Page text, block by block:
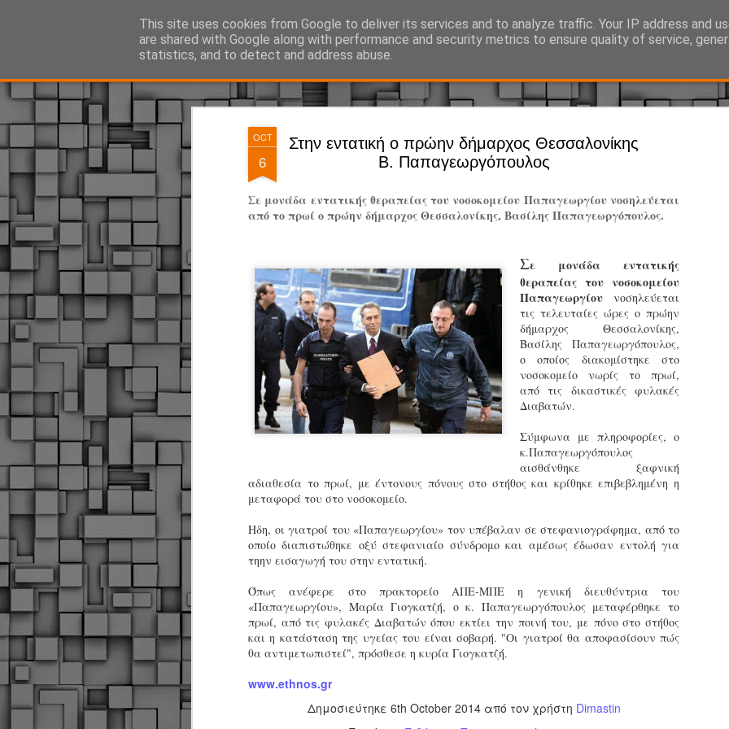
OCT
6
Στην εντατική ο πρώην δήμαρχος Θεσσαλονίκης
Β. Παπαγεωργόπουλος
Σε μονάδα εντατικής θεραπείας του νοσοκομείου Παπαγεωργίου νοσηλεύεται
από το πρωί ο πρώην δήμαρχος Θεσσαλονίκης, Βασίλης Παπαγεωργόπουλος.
Σε μονάδα εντατικής
θεραπείας του νοσοκομείου
Παπαγεωργίου νοσηλεύεται
τις τελευταίες ώρες ο πρώην
δήμαρχος Θεσσαλονίκης,
Βασίλης Παπαγεωργόπουλος,
ο οποίος διακομίστηκε στο
νοσοκομείο νωρίς το πρωί,
από τις δικαστικές φυλακές
Διαβατών.
Σύμφωνα με πληροφορίες, ο
κ.Παπαγεωργόπουλος
αισθάνθηκε ξαφνική
αδιαθεσία το πρωί, με έντονους πόνους στο στήθος και κρίθηκε επιβεβλημένη η
μεταφορά του στο νοσοκομείο.
Ηδη, οι γιατροί του «Παπαγεωργίου» τον υπέβαλαν σε στεφανιογράφημα, από το
οποίο διαπιστώθηκε οξύ στεφανιαίο σύνδρομο και αμέσως έδωσαν εντολή για
τηην εισαγωγή του στην εντατική.
Όπως ανέφερε στο πρακτορείο ΑΠΕ-ΜΠΕ η γενική διευθύντρια του
«Παπαγεωργίου», Μαρία Γιογκατζή, ο κ. Παπαγεωργόπουλος μεταφέρθηκε το
πρωί, από τις φυλακές Διαβατών όπου εκτίει την ποινή του, με πόνο στο στήθος
και η κατάσταση της υγείας του είναι σοβαρή. "Οι γιατροί θα αποφασίσουν πώς
θα αντιμετωπιστεί", πρόσθεσε η κυρία Γιογκατζή.
www.ethnos.gr
Δημοσιεύτηκε 6th October 2014από τον χρήστη Dimastin
This site uses cookies from Google to deliver its services and to analyze traffic. Your IP address and
are shared with Google along with performance and security metrics to ensure quality of service,
statistics, and to detect and address abuse.
ΔΗΜΟΤΙΚΗ ΑΣΤΥΝΟΜΙΑ, τα νέα! Ό, τι συμβαίνει γύρω από τη Δημοτική Αστυνομία, την τοπική
JUL
Άργος -
Η Δημοτική Αστυνομία
καθώς από την 1η
επιχειρησιακή
παρουσία του Δήμου
χώρους.
Η νέα υπηρεσία θα
εκπαιδευμένους
ήδη ολοκληρώσει την
Στο πλαίσιο της
ολοκαίνουργια
τις περιπολίες και τις
στελεχών της υπηρεσίας.
JUN JUN
Απολογισμός των
ελέγχων σε ιδιοκτήτες
JUN
Δημοτική Αστυνομία